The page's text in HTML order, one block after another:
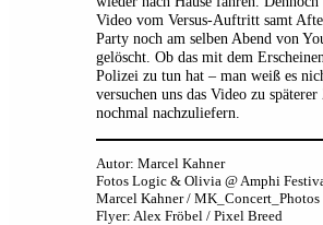
Video vom Versus-Auftritt samt
Party noch am selben Abend von
gelöscht. Ob das mit dem
Polizei zu tun hat – man weiß es
versuchen uns das Video zu
nochmal nachzuliefern.
Autor: Marcel Kahner
Fotos Logic & Olivia @ Amphi
Marcel Kahner / MK_Concert_Photos
Flyer: Alex Fröbel / Pixel Breed